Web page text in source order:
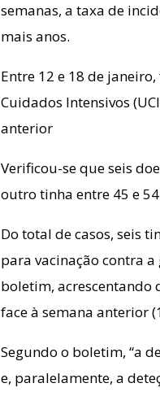
semanas, a taxa de
mais anos.
Entre 12 e 18 de
Cuidados Intensivos
anterior
Verificou-se que seis
outro tinha entre 45 e
Do total de casos, seis
para vacinação contra
boletim, acrescentando
face à semana anterior
Segundo o boletim, “a
e, paralelamente, a